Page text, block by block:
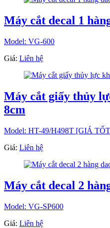
Máy cắt decal 1
Model: VG-600
Giá: Liên hệ
Máy cắt giấy thủy
8cm
Model: HT-49/H498T [GIÁ
Giá: Liên hệ
Máy cắt decal 2
Model: VG-SP600
Giá: Liên hệ